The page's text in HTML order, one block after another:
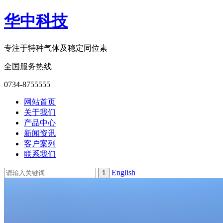
华中科技
专注于特种气体及稳定同位素
全国服务热线
0734-8755555
网站首页
关于我们
产品中心
新闻资讯
客户案列
联系我们
English